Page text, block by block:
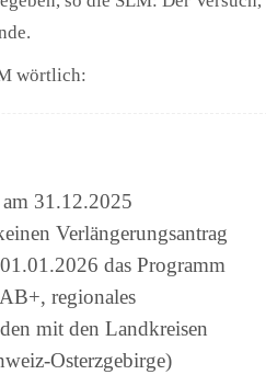
wörtlich:
31.12.2025
Verlängerungsantrag
das Programm
regionales
mit den Landkreisen
Osterzgebirge)